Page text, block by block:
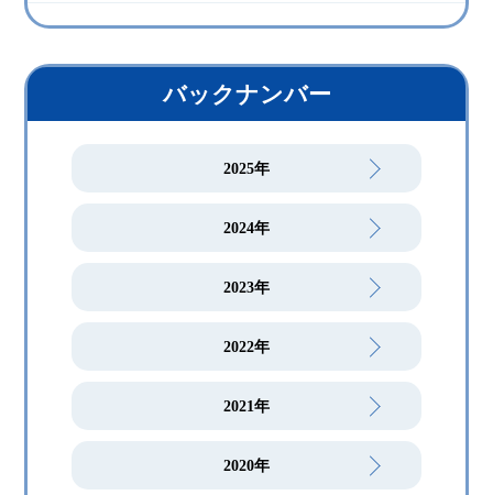
バックナンバー
2025年
2024年
2023年
2022年
2021年
2020年